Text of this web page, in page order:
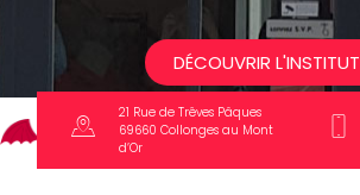
DÉCOUVRIR L'INSTITUT
21 Rue de Trêves Pâques
69660 Collonges au Mont
d’Or